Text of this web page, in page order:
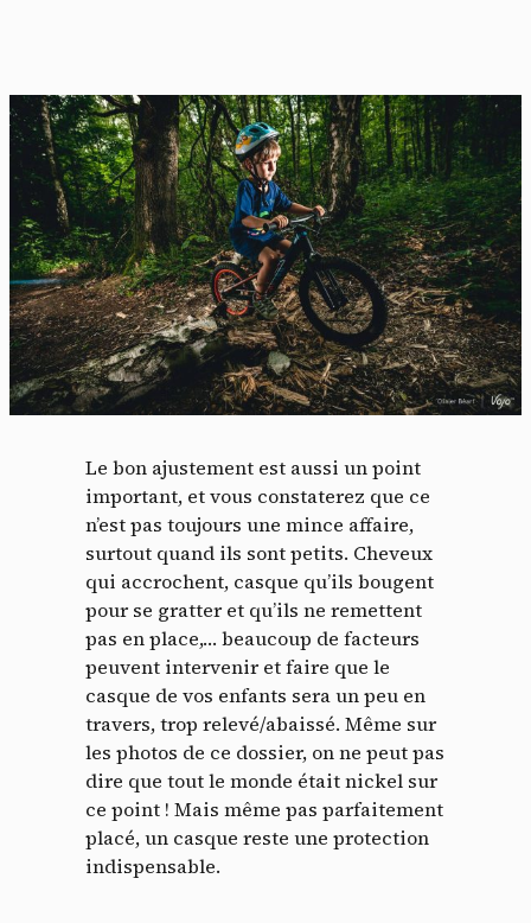
Le bon ajustement est aussi un point
important, et vous constaterez que ce
n’est pas toujours une mince affaire,
surtout quand ils sont petits. Cheveux
qui accrochent, casque qu’ils bougent
pour se gratter et qu’ils ne remettent
pas en place,… beaucoup de facteurs
peuvent intervenir et faire que le
casque de vos enfants sera un peu en
travers, trop relevé/abaissé. Même sur
les photos de ce dossier, on ne peut pas
dire que tout le monde était nickel sur
ce point ! Mais même pas parfaitement
placé, un casque reste une protection
indispensable.